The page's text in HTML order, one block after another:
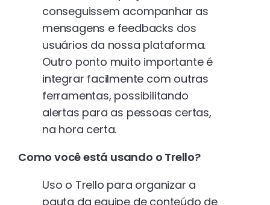
conseguissem acompanhar as
mensagens e feedbacks dos
usuários da nossa plataforma.
Outro ponto muito importante é
integrar facilmente com outras
ferramentas, possibilitando
alertas para as pessoas certas,
na hora certa.
Como você está usando o Trello?
Uso o Trello para organizar a
pauta da equipe de conteúdo de